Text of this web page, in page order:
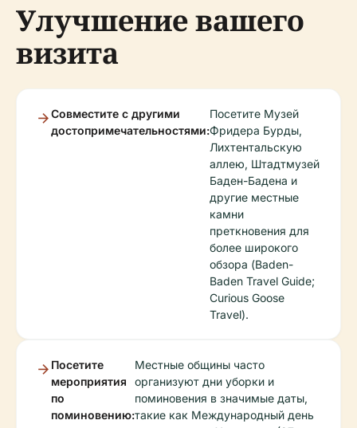
Улучшение вашего
визита
Совместите с другими
достопримечательностями:
Посетите Музей
Фридера Бурды,
Лихтентальскую
аллею, Штадтмузей
Баден-Бадена и
другие местные
камни
преткновения для
более широкого
обзора (Baden-
Baden Travel Guide;
Curious Goose
Travel).
Посетите
мероприятия
по
поминовению:
Местные общины часто
организуют дни уборки и
поминовения в значимые даты,
такие как Международный день